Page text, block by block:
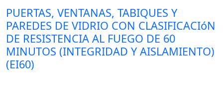
PUERTAS, VENTANAS, TABIQUES Y
PAREDES DE VIDRIO CON CLASIFICACIóN
DE RESISTENCIA AL FUEGO DE 60
MINUTOS (INTEGRIDAD Y AISLAMIENTO)
(EI60)